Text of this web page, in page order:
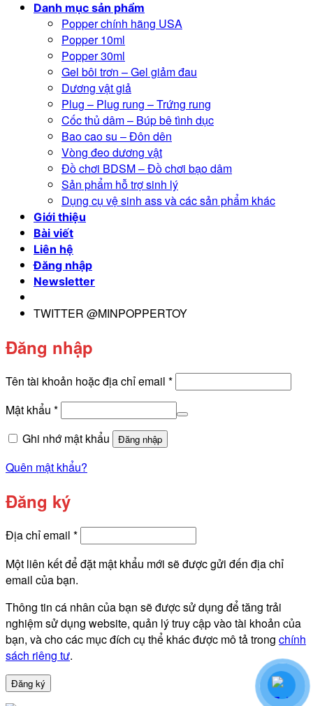
Danh mục sản phẩm
Popper chính hãng USA
Popper 10ml
Popper 30ml
Gel bôi trơn – Gel giảm đau
Dương vật giả
Plug – Plug rung – Trứng rung
Cốc thủ dâm – Búp bê tình dục
Bao cao su – Đôn dên
Vòng đeo dương vật
Đồ chơi BDSM – Đồ chơi bạo dâm
Sản phẩm hỗ trợ sinh lý
Dụng cụ vệ sinh ass và các sản phẩm khác
Giới thiệu
Bài viết
Liên hệ
Đăng nhập
Newsletter
TWITTER @MINPOPPERTOY
Đăng nhập
Tên tài khoản hoặc địa chỉ email *Bắt
Mật khẩu *Bắt
Ghi nhớ mật khẩu
Đăng nhập
Quên mật khẩu?
Đăng ký
Địa chỉ email *Bắt
Một liên kết để đặt mật khẩu mới sẽ được gửi đến địa chỉ
email của bạn.
Thông tin cá nhân của bạn sẽ được sử dụng để tăng trải
nghiệm sử dụng website, quản lý truy cập vào tài khoản của
bạn, và cho các mục đích cụ thể khác được mô tả trong chính
sách riêng tư.
Đăng ký